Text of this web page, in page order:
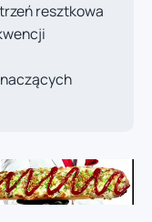
resztkowa